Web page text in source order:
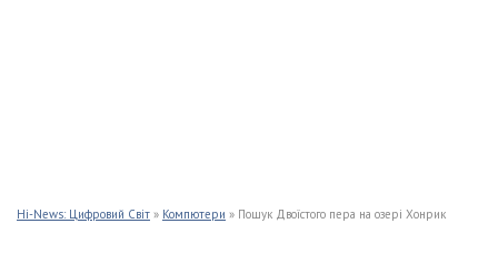
Hi-News: Цифровий Світ » Компютери » Пошук Двоїстого пера на озері Хонрик